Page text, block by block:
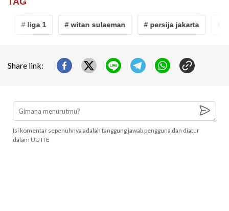
# liga 1 # witan sulaeman # persija jakarta
Share link:
Isi komentar sepenuhnya adalah tanggung jawab pengguna dan diatur
dalam UU ITE